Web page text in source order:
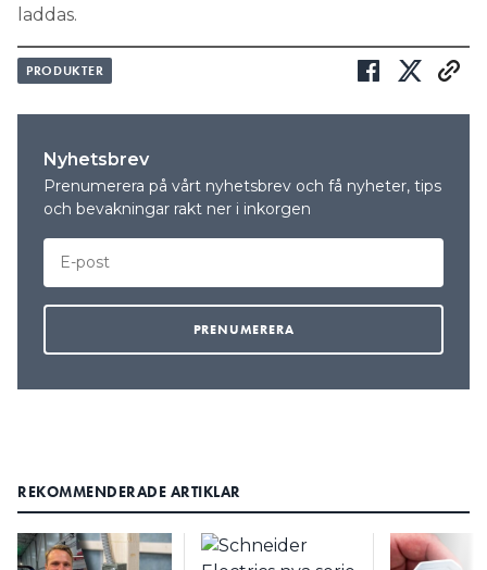
laddas.
PRODUKTER
Nyhetsbrev
Prenumerera på vårt nyhetsbrev och få nyheter, tips
och bevakningar rakt ner i inkorgen
REKOMMENDERADE ARTIKLAR